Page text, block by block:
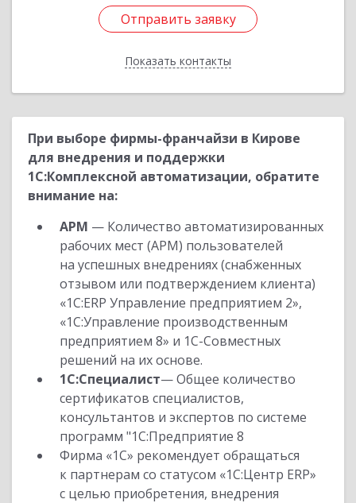
Отправить заявку
Показать контакты
Отправить заявку
Назад
При выборе фирмы-франчайзи в Кирове
для внедрения и поддержки
1С:Комплексной автоматизации, обратите
внимание на:
АРМ — Количество автоматизированных
рабочих мест (АРМ) пользователей
на успешных внедрениях (снабженных
отзывом или подтверждением клиента)
«1С:ERP Управление предприятием 2»,
«1С:Управление производственным
предприятием 8» и 1С-Совместных
решений на их основе.
1С:Специалист— Общее количество
сертификатов специалистов,
консультантов и экспертов по системе
программ "1С:Предприятие 8
Фирма «1С» рекомендует обращаться
к партнерам со статусом «1С:Центр ERP»
с целью приобретения, внедрения